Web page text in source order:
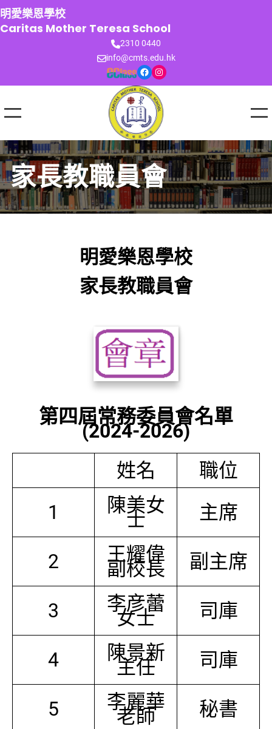
跳
至
主
明愛樂恩學校
Caritas Mother Teresa School
2310 0440
info@cmts.edu.hk
Facebook Instagram
家長教職員會
明愛樂恩學校
家長教職員會
第四屆常務委員會名單
(2024-2026)
姓名
職位
1
陳美女
士 主席
2 王耀偉
副校長 副主席
3 李彦蕾
女士 司庫
4 陳景新
主任 司庫
5 李麗華
老師 秘書